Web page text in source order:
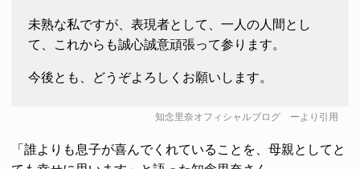
未熟な私ですが、表現者として、一人の人間とし
て、これからも誠心誠意頑張って参ります。
今後とも、どうぞよろしくお願いします。
知念里奈オフィシャルブログーより引用
「誰よりも息子が喜んでくれていることを、母親としてと